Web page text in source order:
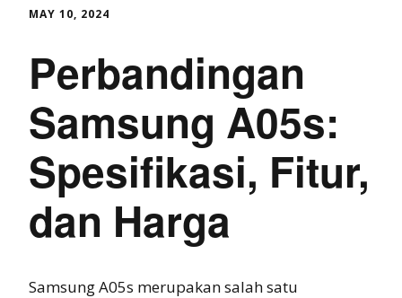
MAY 10, 2024
Perbandingan
Samsung A05s:
Spesifikasi, Fitur,
dan Harga
Samsung A05s merupakan salah satu